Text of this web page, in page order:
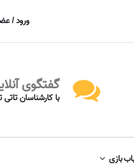
ورود /
گفتگوی
با کارشناسان
بازی